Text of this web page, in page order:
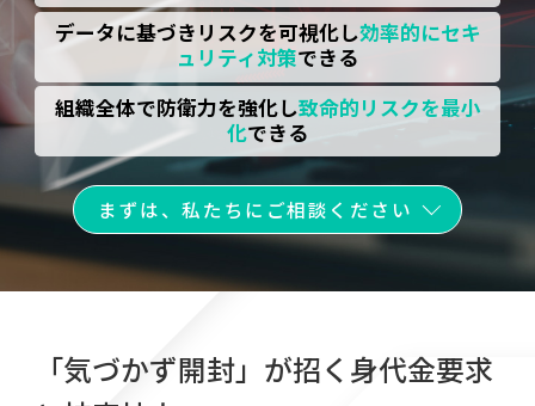
データに基づきリスクを可視化し効率的にセキ
ュリティ対策できる
組織全体で防衛力を強化し致命的リスクを最小
化できる
まずは、私たちにご相談ください
「気づかず開封」が招く身代金要求